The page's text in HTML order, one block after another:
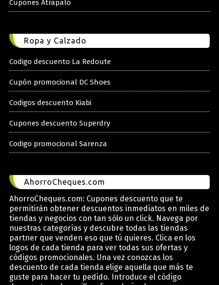
Cupones Atrapalo
Ropa y Calzado
Codigo descuento La Redoute
Cupón promocional DC Shoes
Codigos descuento Kiabi
Cupones descuento Superdry
Codigo promocional Sarenza
AhorroCheques.com
AhorroCheques.com: Cupones descuento que te
permitirán obtener descuentos inmediatos en miles de
tiendas y negocios con tan sólo un click. Navega por
nuestras categorías y descubre todas las tiendas
partner que venden eso que tú quieres. Clica en los
logos de cada tienda para ver todas sus ofertas y
códigos promocionales. Una vez conozcas los
descuento de cada tienda elige aquella que más te
guste para hacer tu pedido. Introduce el código